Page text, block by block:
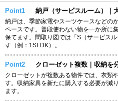
Point1 納戸（サービスルーム）｜
納戸は、季節家電やスーツケースなどの
ペースです。普段使わない物を一か所に
保てます。間取り図では「S（サービス
す（例：1SLDK）。
Point2 クローゼット複数｜収納を
クローゼットが複数ある物件では、衣類
す。収納家具を新たに購入する必要が減
ます。